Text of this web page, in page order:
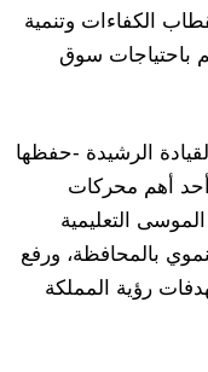
الكفاءات وتنمية
باحتياجات سوق
الرشيدة -حفظها
أحد أهم محركات
الموسى التعليمية
بالمحافظة، ورفع
رؤية المملكة